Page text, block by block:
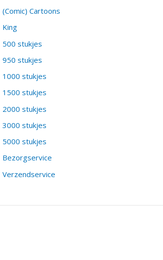
(Comic) Cartoons
King
500 stukjes
950 stukjes
1000 stukjes
1500 stukjes
2000 stukjes
3000 stukjes
5000 stukjes
Bezorgservice
Verzendservice